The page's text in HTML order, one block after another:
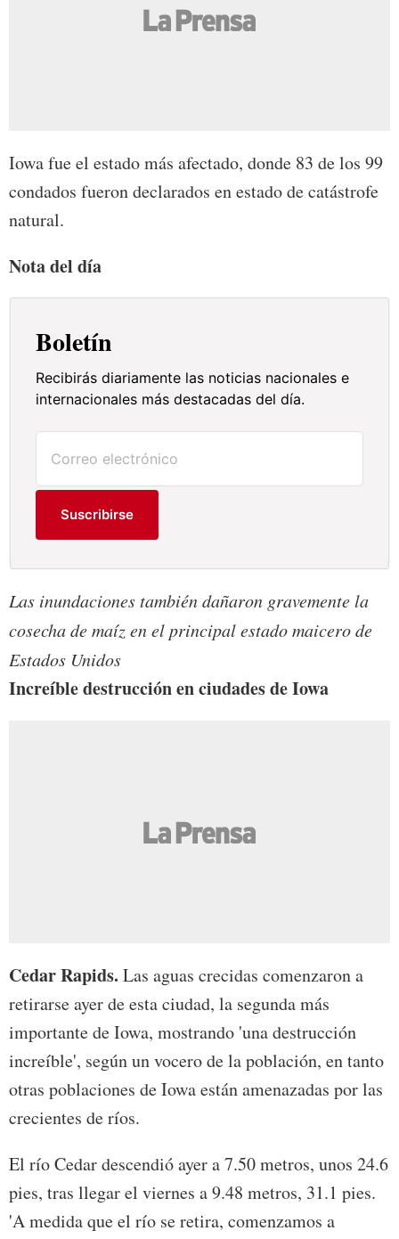
Iowa fue el estado más afectado, donde 83 de los 99
condados fueron declarados en estado de catástrofe
natural.
Nota del día
Boletín
Recibirás diariamente las noticias nacionales e
internacionales más destacadas del día.
Suscribirse
Las inundaciones también dañaron gravemente la
cosecha de maíz en el principal estado maicero de
Estados Unidos
Increíble destrucción en ciudades de Iowa
Cedar Rapids. Las aguas crecidas comenzaron a
retirarse ayer de esta ciudad, la segunda más
importante de Iowa, mostrando 'una destrucción
increíble', según un vocero de la población, en tanto
otras poblaciones de Iowa están amenazadas por las
crecientes de ríos.
El río Cedar descendió ayer a 7.50 metros, unos 24.6
pies, tras llegar el viernes a 9.48 metros, 31.1 pies.
'A medida que el río se retira, comenzamos a